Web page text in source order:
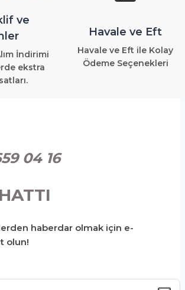
ve
İndirimi
ekstra
Havale ve Eft
Havale ve Eft ile Kolay
Ödeme Seçenekleri
04 16
haberdar olmak için e-
olun!